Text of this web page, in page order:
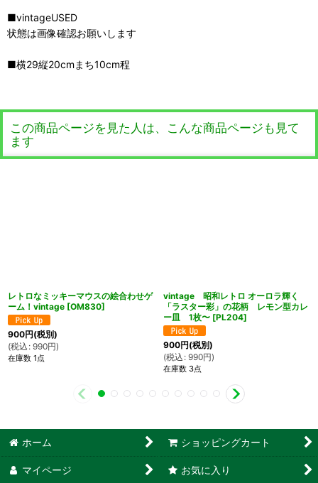
■vintageUSED
状態は画像確認お願いします
■横29縦20cmまち10cm程
この商品ページを見た人は、こんな商品ページも見て
ます
レトロなミッキーマウスの絵合わせゲ
ーム！vintage [OM830]
900円(税別)
(税込 : 990円)
在庫数 1点
vintage 昭和レトロ オーロラ輝く
「ラスター彩」の花柄 レモン型カレ
ー皿 1枚〜 [PL204]
900円(税別)
(税込 : 990円)
在庫数 3点
ホーム ショッピングカート
マイページ お気に入り